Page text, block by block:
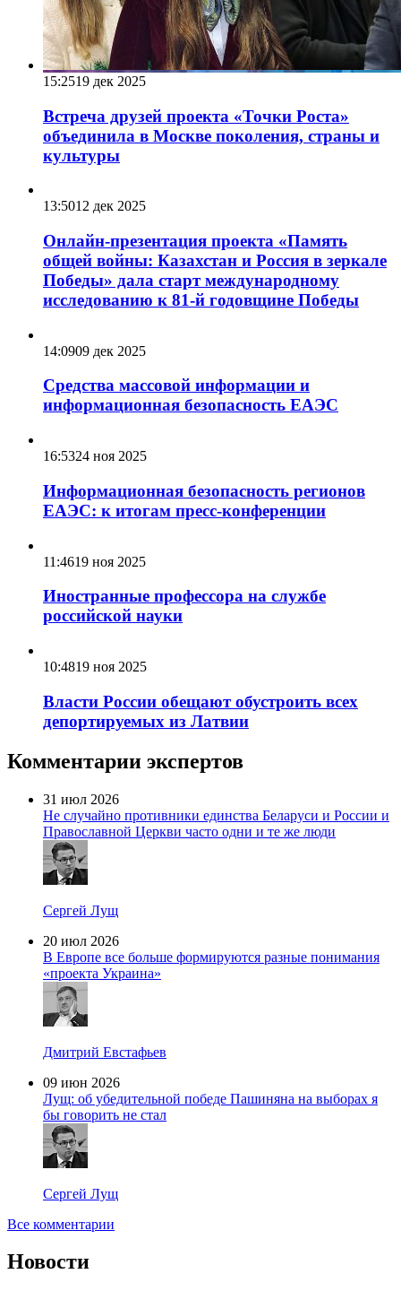
15:2519 дек 2025
Встреча друзей проекта «Точки Роста»
объединила в Москве поколения, страны и
культуры
13:5012 дек 2025
Онлайн-презентация проекта «Память
общей войны: Казахстан и Россия в зеркале
Победы» дала старт международному
исследованию к 81-й годовщине Победы
14:0909 дек 2025
Средства массовой информации и
информационная безопасность ЕАЭС
16:5324 ноя 2025
Информационная безопасность регионов
ЕАЭС: к итогам пресс-конференции
11:4619 ноя 2025
Иностранные профессора на службе
российской науки
10:4819 ноя 2025
Власти России обещают обустроить всех
депортируемых из Латвии
Комментарии экспертов
31 июл 2026
Не случайно противники единства Беларуси и России и
Православной Церкви часто одни и те же люди
Сергей Лущ
20 июл 2026
В Европе все больше формируются разные понимания
«проекта Украина»
Дмитрий Евстафьев
09 июн 2026
Лущ: об убедительной победе Пашиняна на выборах я
бы говорить не стал
Сергей Лущ
Все комментарии
Новости